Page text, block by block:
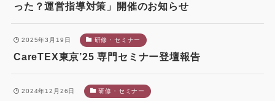
った？運営指導対策」開催のお知らせ
2025年3月19日 研修・セミナー
CareTEX東京’25 専門セミナー登壇報告
2024年12月26日 研修・セミナー